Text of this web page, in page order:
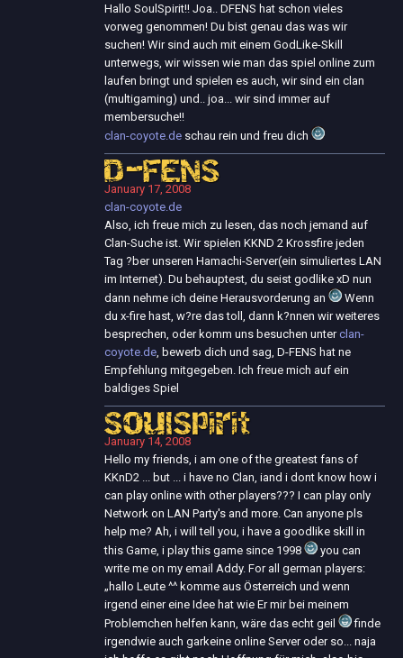
Hallo SoulSpirit!! Joa.. DFENS hat schon vieles
vorweg genommen! Du bist genau das was wir
suchen! Wir sind auch mit einem GodLike-Skill
unterwegs, wir wissen wie man das spiel online zum
laufen bringt und spielen es auch, wir sind ein clan
(multigaming) und.. joa... wir sind immer auf
membersuche!!
clan-coyote.de schau rein und freu dich
D-FENS
January 17, 2008
clan-coyote.de
Also, ich freue mich zu lesen, das noch jemand auf
Clan-Suche ist. Wir spielen KKND 2 Krossfire jeden
Tag ?ber unseren Hamachi-Server(ein simuliertes LAN
im Internet). Du behauptest, du seist godlike xD nun
dann nehme ich deine Herausvorderung an
Wenn
du x-fire hast, w?re das toll, dann k?nnen wir weiteres
besprechen, oder komm uns besuchen unterclan-
coyote.de, bewerb dich und sag, D-FENS hat ne
Empfehlung mitgegeben. Ich freue mich auf ein
baldiges Spiel
SoulSpirit
January 14, 2008
Hello my friends, i am one of the greatest fans of
KKnD2 ... but ... i have no Clan, iand i dont know how i
can play online with other players??? I can play only
Network on LAN Party's and more. Can anyone pls
help me? Ah, i will tell you, i have a goodlike skill in
this Game, i play this game since 1998
you can
write me on my email Addy. For all german players:
„hallo Leute ^^ komme aus Österreich und wenn
irgend einer eine Idee hat wie Er mir bei meinem
Problemchen helfen kann, wäre das echt geil
finde
irgendwie auch garkeine online Server oder so... naja